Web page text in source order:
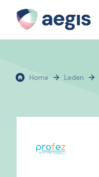
Home Leden